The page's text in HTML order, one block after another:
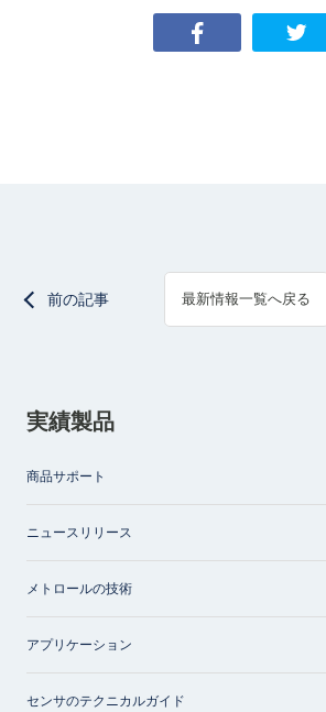
前の記事 最新情報一覧へ戻る
実績製品
商品サポート
ニュースリリース
メトロールの技術
アプリケーション
センサのテクニカルガイド